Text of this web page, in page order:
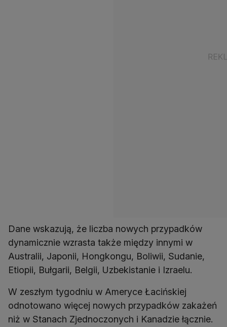
Dane wskazują, że liczba nowych przypadków
dynamicznie wzrasta także między innymi w
Australii, Japonii, Hongkongu, Boliwii, Sudanie,
Etiopii, Bułgarii, Belgii, Uzbekistanie i Izraelu.
W zeszłym tygodniu w Ameryce Łacińskiej
odnotowano więcej nowych przypadków zakażeń
niż w Stanach Zjednoczonych i Kanadzie łącznie.